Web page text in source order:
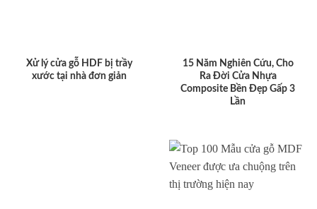
Xử lý cửa gỗ HDF bị trầy
xước tại nhà đơn giản
15 Năm Nghiên Cứu, Cho
Ra Đời Cửa Nhựa
Composite Bền Đẹp Gấp 3
Lần